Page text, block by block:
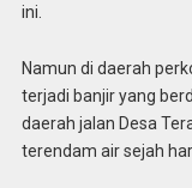
ini.
Namun di daerah
terjadi banjir yang
daerah jalan Desa
terendam air sejah